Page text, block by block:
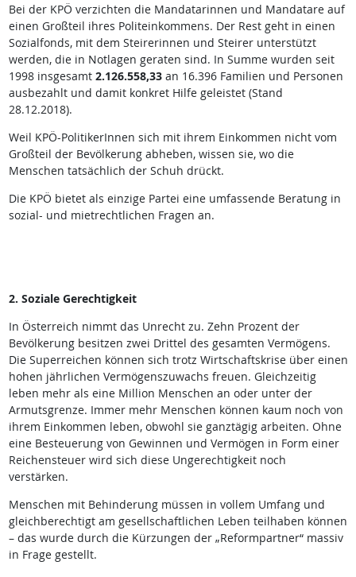
Bei der KPÖ verzichten die Mandatarinnen und Mandatare auf
einen Großteil ihres Politeinkommens. Der Rest geht in einen
Sozialfonds, mit dem Steirerinnen und Steirer unterstützt
werden, die in Notlagen geraten sind. In Summe wurden seit
1998 insgesamt 2.126.558,33 an 16.396 Familien und Personen
ausbezahlt und damit konkret Hilfe geleistet (Stand
28.12.2018).
Weil KPÖ-PolitikerInnen sich mit ihrem Einkommen nicht vom
Großteil der Bevölkerung abheben, wissen sie, wo die
Menschen tatsächlich der Schuh drückt.
Die KPÖ bietet als einzige Partei eine umfassende Beratung in
sozial- und mietrechtlichen Fragen an.
2. Soziale Gerechtigkeit
In Österreich nimmt das Unrecht zu. Zehn Prozent der
Bevölkerung besitzen zwei Drittel des gesamten Vermögens.
Die Superreichen können sich trotz Wirtschaftskrise über einen
hohen jährlichen Vermögenszuwachs freuen. Gleichzeitig
leben mehr als eine Million Menschen an oder unter der
Armutsgrenze. Immer mehr Menschen können kaum noch von
ihrem Einkommen leben, obwohl sie ganztägig arbeiten. Ohne
eine Besteuerung von Gewinnen und Vermögen in Form einer
Reichensteuer wird sich diese Ungerechtigkeit noch
verstärken.
Menschen mit Behinderung müssen in vollem Umfang und
gleichberechtigt am gesellschaftlichen Leben teilhaben können
– das wurde durch die Kürzungen der „Reformpartner“ massiv
in Frage gestellt.